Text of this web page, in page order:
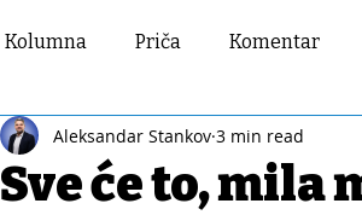
Kolumna Priča Komentar
Sve će to,
Aleksandar Stankov 3 min read